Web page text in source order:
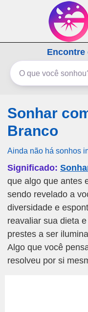
emSonho.com
Os sonhosEncontre
Sonhar
Branco
Ainda não há sonhos
Significado:
que algo que antes
sendo revelado a
diversidade e
reavaliar sua dieta
prestes a ser
Algo que você
resolveu por si